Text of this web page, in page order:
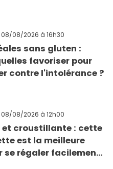
08/08/2026 à 16h30
sans gluten :
favoriser pour
contre l'intolérance ?
08/08/2026 à 12h00
et croustillante : cette
est la meilleure
se régaler facilement